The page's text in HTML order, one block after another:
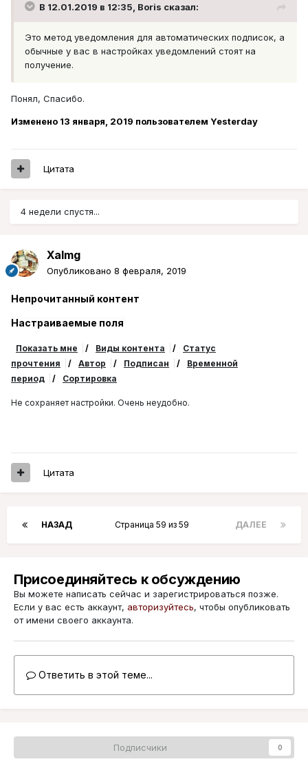
В 12.01.2019 в 12:35, Boris сказал:
Это метод уведомления для автоматических подписок, а
обычные у вас в настройках уведомлений стоят на
получение.
Понял, Спасибо.
Изменено 13 января, 2019 пользователем Yesterday
Цитата
4 недели спустя...
Xalmg
Опубликовано 8 февраля, 2019
Непрочитанный контент
Настраиваемые поля
Показать мне / Виды контента /
Статус
прочтения
/ Автор / Подписан /
Временной
период
/ Сортировка
Не сохраняет настройки. Очень неудобно.
Цитата
НАЗАД ДАЛЕЕ
Страница 59 из 59
Присоединяйтесь к обсуждению
Вы можете написать сейчас и зарегистрироваться позже.
Если у вас есть аккаунт, авторизуйтесь, чтобы опубликовать
от имени своего аккаунта.
Ответить в этой теме...
Подписчики 0